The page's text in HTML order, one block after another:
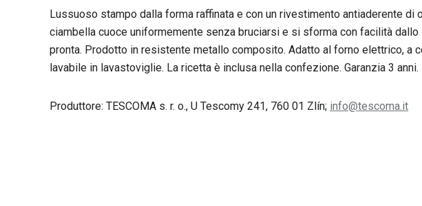
Lussuoso stampo dalla forma raffinata e con un rivestimento antiaderente di
ciambella cuoce uniformemente senza bruciarsi e si sforma con facilità dallo
pronta. Prodotto in resistente metallo composito. Adatto al forno elettrico, a
lavabile in lavastoviglie. La ricetta è inclusa nella confezione. Garanzia 3 anni.
Produttore: TESCOMA s. r. o., U Tescomy 241, 760 01 Zlín; info@tescoma.it